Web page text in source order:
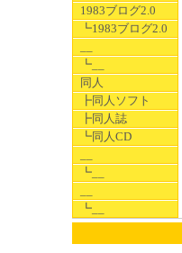
1983ブログ2.0
┗1983ブログ2.0
┗__
同人
┣同人ソフト
┣同人誌
┗同人CD
┗__
┗__